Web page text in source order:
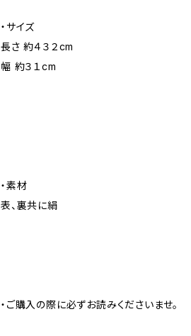
・サイズ
長さ 約４３２cm
幅 約３１cm
・素材
表、裏共に絹
・ご購入の際に必ずお読みくださいませ。